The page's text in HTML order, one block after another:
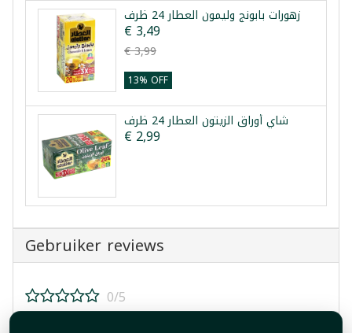
زهورات بابونج وليمون العطار 24 ظرف
€ 3,49
€ 3,99
13% OFF
شاي أوراق الزيتون العطار 24 ظرف
€ 2,99
Gebruiker reviews
0/5